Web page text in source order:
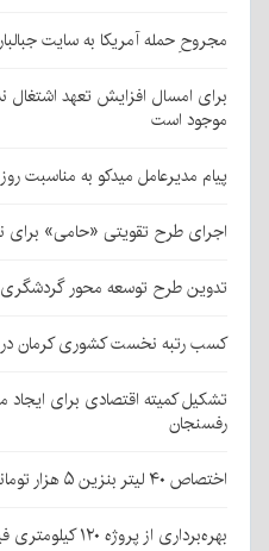
مجروحِ حمله آمریکا به سایت
برای امسال افزایش تعهد اشتغال
موجود است
پیام مدیرعامل میدکو به مناسبت
اجرای طرح تقویتی «حامی» برای نزدیک به ۱۰ هزار
تدوین طرح توسعه محور گردشگری
کسب رتبه نخست کشوری کرمان در
تشکیل کمیته اقتصادی برای ایجاد
رفسنجان
اختصاص ۴۰ لیتر بنزین ۵ هزار تومانی به کارت سوخت کرمانی‌ها
بهره‌برداری از پروژه ۱۲۰ کیلومتری فیبرنوری روستایی در قلعه‌گنج